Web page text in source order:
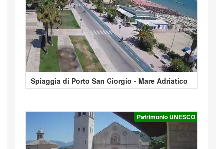
Spiaggia di Porto San Giorgio - Mare Adriatico
Patrimonio UNESCO